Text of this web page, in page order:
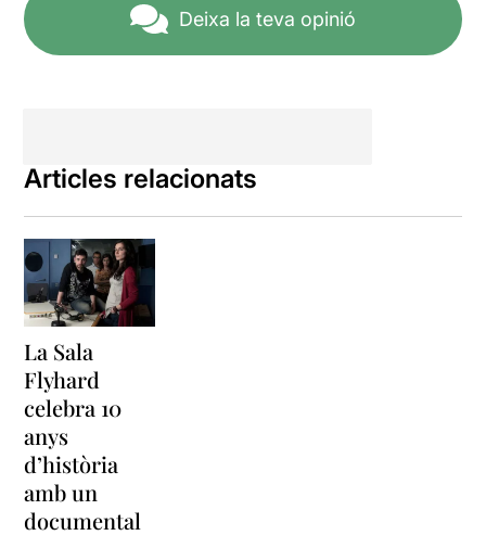
Deixa la teva opinió
Articles relacionats
La Sala
Flyhard
celebra 10
anys
d’història
amb un
documental